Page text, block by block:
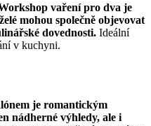
vaření pro dva je
mohou společně objevovat
dovednosti. Ideální
v kuchyni.
je romantickým
nádherné výhledy, ale i